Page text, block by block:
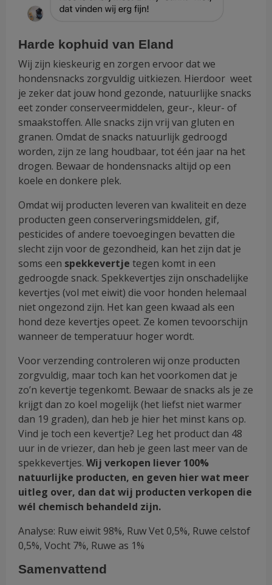
Harde kophuid van Eland
Wij zijn kieskeurig en zorgen ervoor dat we
hondensnacks zorgvuldig uitkiezen. Hierdoor weet
je zeker dat jouw hond gezonde, natuurlijke snacks
eet zonder conserveermiddelen, geur-, kleur- of
smaakstoffen. Alle snacks zijn vrij van gluten en
granen. Omdat de snacks natuurlijk gedroogd
worden, zijn ze lang houdbaar, tot één jaar na het
drogen. Bewaar de hondensnacks altijd op een
koele en donkere plek.
Omdat wij producten leveren van kwaliteit en deze
producten geen conserveringsmiddelen, gif,
pesticides of andere toevoegingen bevatten die
slecht zijn voor de gezondheid, kan het zijn dat je
soms een spekkevertje tegen komt in een
gedroogde snack. Spekkevertjes zijn onschadelijke
kevertjes (vol met eiwit) die voor honden helemaal
niet ongezond zijn. Het kan geen kwaad als een
hond deze kevertjes opeet. Ze komen tevoorschijn
wanneer de temperatuur hoger wordt.
Voor verzending controleren wij onze producten
zorgvuldig, maar toch kan het voorkomen dat je
zo’n kevertje tegenkomt. Bewaar de snacks als je ze
krijgt dan zo koel mogelijk (het liefst niet warmer
dan 19 graden), dan heb je hier het minst kans op.
Vind je toch een kevertje? Leg het product dan 48
uur in de vriezer, dan heb je geen last meer van de
spekkevertjes.Wij verkopen liever 100%
natuurlijke producten, en geven hier wat meer
uitleg over, dan dat wij producten verkopen die
wél chemisch behandeld zijn.
Analyse: Ruw eiwit 98%, Ruw Vet 0,5%, Ruwe celstof
0,5%, Vocht 7%, Ruwe as 1%
Samenvattend